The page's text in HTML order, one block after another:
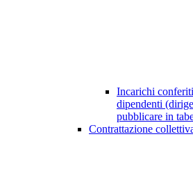
Incarichi
dipendenti
pubblicare in
Contrattazione